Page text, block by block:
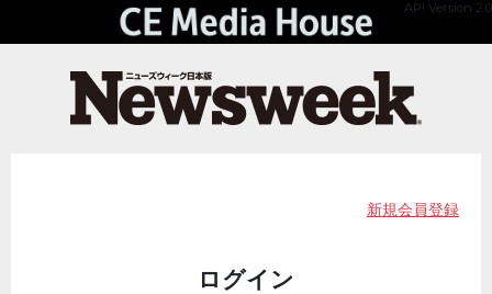
API Version 2.0
新規会員登録
ログイン